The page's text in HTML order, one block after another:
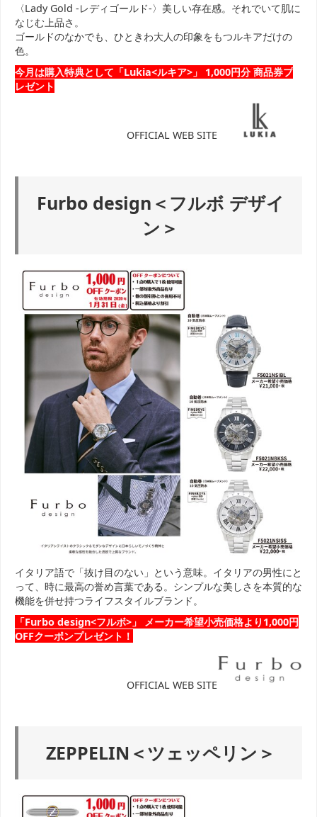
〈Lady Gold -レディゴールド-〉美しい存在感。それでいて肌に
なじむ上品さ。
ゴールドのなかでも、ひときわ大人の印象をもつルキアだけの
色。
今月は購入特典として「Lukia<ルキア>」 1,000円分 商品券プ
レゼント
OFFICIAL WEB SITE
Furbo design＜フルボ デザイ
ン＞
イタリア語で「抜け目のない」という意味。イタリアの男性にと
って、時に最高の誉め言葉である。シンプルな美しさを本質的な
機能を併せ持つライフスタイルブランド。
「Furbo design<フルボ>」 メーカー希望小売価格より1,000円
OFFクーポンプレゼント！
OFFICIAL WEB SITE
ZEPPELIN＜ツェッペリン＞